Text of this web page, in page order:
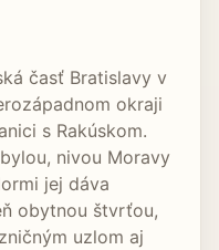
časť Bratislavy v
okraji
s Rakúskom.
nivou Moravy
jej dáva
obytnou štvrťou,
uzlom aj